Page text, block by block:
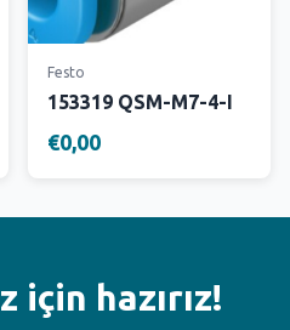
Festo
153319 QSM-M7-4-I
€0,00
hazırız!